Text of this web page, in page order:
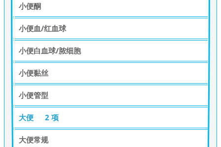
小便酮
小便血/红血球
小便白血球/脓细胞
小便黏丝
小便管型
大便 2 项
大便常规